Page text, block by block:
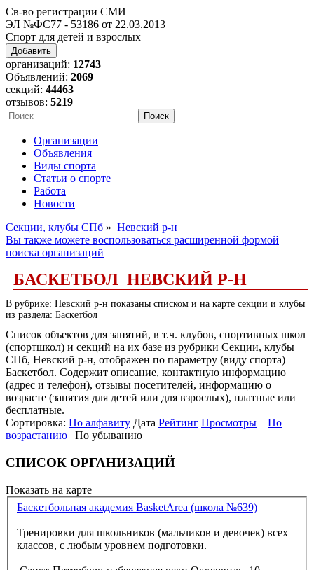
Св-во регистрации СМИ
ЭЛ №ФС77 - 53186 от 22.03.2013
Спорт для детей и взрослых
Добавить
организаций: 12743
Объявлений: 2069
секций: 44463
отзывов: 5219
Организации
Объявления
Виды спорта
Статьи о спорте
Работа
Новости
Секции, клубы СПб » Невский р-н
Вы также можете воспользоваться расширенной формой
поиска организаций
БАСКЕТБОЛ НЕВСКИЙ Р-Н
В рубрике: Невский р-н показаны списком и на карте секции и клубы
из раздела: Баскетбол
Список объектов для занятий, в т.ч. клубов, спортивных школ
(спортшкол) и секций на их базе из рубрики Секции, клубы
СПб, Невский р-н, отображен по параметру (виду спорта)
Баскетбол. Содержит описание, контактную информацию
(адрес и телефон), отзывы посетителей, информацию о
возрасте (занятия для детей или для взрослых), платные или
бесплатные.
Сортировка: По алфавиту Дата Рейтинг Просмотры
По
возрастанию | По убыванию
СПИСОК ОРГАНИЗАЦИЙ
Показать на карте
Баскетбольная академия BasketArea (школа №639)
Тренировки для школьников (мальчиков и девочек) всех
классов, с любым уровнем подготовки.